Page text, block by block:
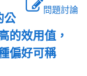
問題討論
公
的效用值，
偏好可稱